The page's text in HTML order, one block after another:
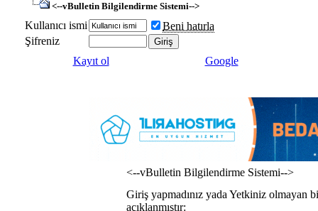
<--vBulletin Bilgilendirme Sistemi-->
Kullanıcı ismi
Beni hatırla
Şifreniz
Kayıt ol
Google
<--vBulletin Bilgilendirme Sistemi-->
Giriş yapmadınız yada Yetkiniz olmayan
açıklanmıştır: